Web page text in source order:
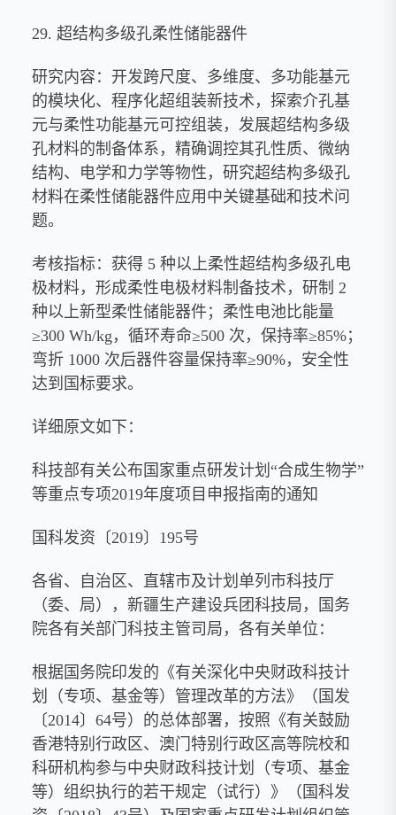
29. 超结构多级孔柔性储能器件
研究内容：开发跨尺度、多维度、多功能基元
的模块化、程序化超组装新技术，探索介孔基
元与柔性功能基元可控组装，发展超结构多级
孔材料的制备体系，精确调控其孔性质、微纳
结构、电学和力学等物性，研究超结构多级孔
材料在柔性储能器件应用中关键基础和技术问
题。
考核指标：获得 5 种以上柔性超结构多级孔电
极材料，形成柔性电极材料制备技术，研制 2
种以上新型柔性储能器件；柔性电池比能量
≥300 Wh/kg，循环寿命≥500 次，保持率≥85%；
弯折 1000 次后器件容量保持率≥90%，安全性
达到国标要求。
详细原文如下：
科技部有关公布国家重点研发计划“合成生物学”
等重点专项2019年度项目申报指南的通知
国科发资〔2019〕195号
各省、自治区、直辖市及计划单列市科技厅
（委、局），新疆生产建设兵团科技局，国务
院各有关部门科技主管司局，各有关单位：
根据国务院印发的《有关深化中央财政科技计
划（专项、基金等）管理改革的方法》（国发
〔2014〕64号）的总体部署，按照《有关鼓励
香港特别行政区、澳门特别行政区高等院校和
科研机构参与中央财政科技计划（专项、基金
等）组织执行的若干规定（试行）》（国科发